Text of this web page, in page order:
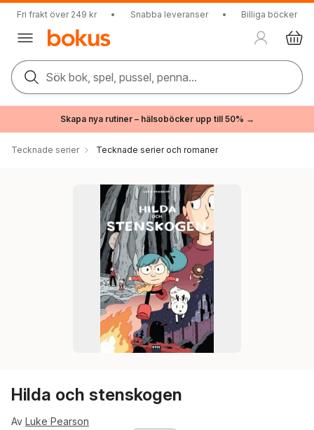
Fri frakt över 249 kr • Snabba leveranser • Billiga böcker
Sök bok, spel, pussel, penna...
Skapa nya rutiner – hälsoböcker upp till 50% →
Tecknade serier Tecknade serier och romaner
Hilda och stenskogen
Av Luke Pearson